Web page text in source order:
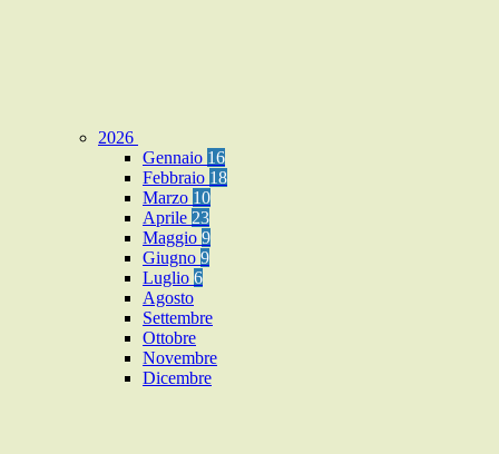
2026
Gennaio 16
Febbraio 18
Marzo 10
Aprile 23
Maggio 9
Giugno 9
Luglio 6
Agosto
Settembre
Ottobre
Novembre
Dicembre